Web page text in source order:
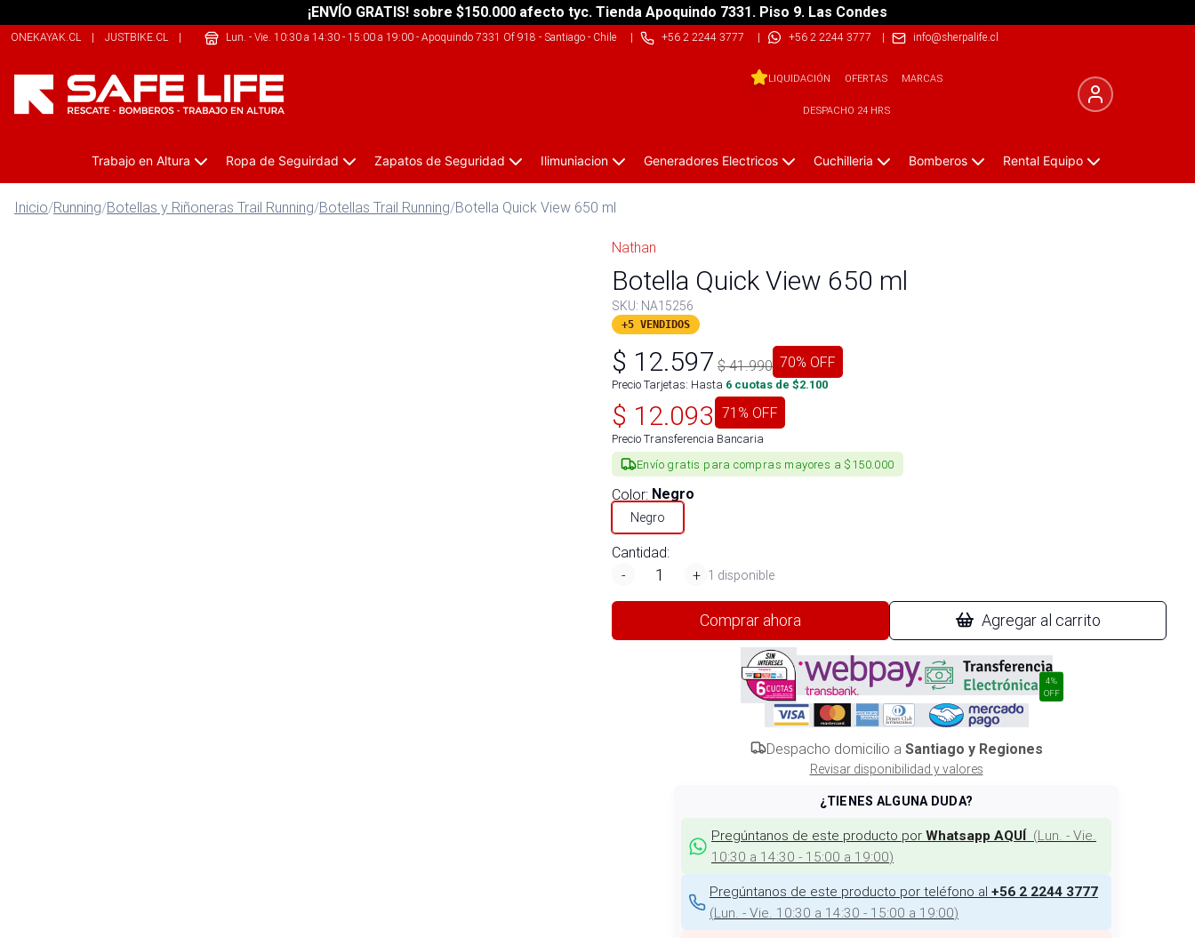
¡ENVÍO GRATIS! sobre $150.000 afecto tyc. Tienda Apoquindo 7331. Piso 9. Las Condes
ONEKAYAK.CL | JUSTBIKE.CL | THEARMY.CLLun. - Vie. 10:30 a 14:30 - 15:00 a 19:00- Apoquindo 7331 Of 918 - Santiago - Chile| +56 2 2244 3777 | +56 2 2244 3777 | info@sherpalife.cl
LIQUIDACIÓN OFERTAS MARCAS
DESPACHO 24 HRS
Trabajo en Altura Ropa de Seguirdad Zapatos de Seguridad Ilimuniacion Generadores Electricos Cuchilleria Bomberos Rental Equipo
Inicio/Running/Botellas y Riñoneras Trail Running/Botellas Trail Running/Botella Quick View 650 ml
Nathan
Botella Quick View 650 ml
SKU: NA15256
+5 VENDIDOS
$ 12.597 $41.990 70% OFF
Precio Tarjetas: Hasta 6 cuotas de $2.100
$ 12.093 71 % OFF
Precio Transferencia Bancaria
Envío gratis para compras mayores a $150.000
Color: Negro
Negro
Cantidad:
-
+ 1 disponible
Comprar ahora Agregar al carrito
4%
OFF
Despacho domicilio a Santiago y Regiones
Revisar disponibilidad y valores
¿TIENES ALGUNA DUDA?
Pregúntanos de este producto por Whatsapp AQUÍ (Lun. - Vie.
10:30 a 14:30 - 15:00 a 19:00)
Pregúntanos de este producto por teléfono al +56 2 2244 3777
(Lun. - Vie. 10:30 a 14:30 - 15:00 a 19:00)